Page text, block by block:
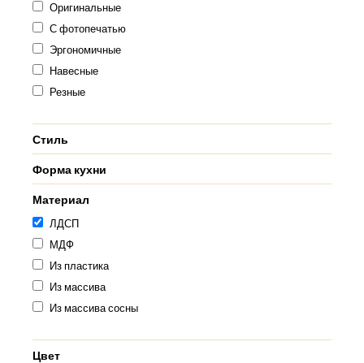
Оригинальные
С фотопечатью
Эргономичные
Навесные
Резные
Стиль
Форма кухни
Материал
ЛДСП
МДФ
Из пластика
Из массива
Из массива сосны
Цвет